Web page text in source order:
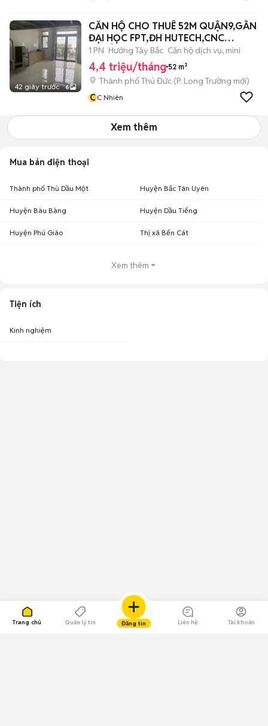
Trang chủ Quản lý tin Đăng tin Liên hệ Tài khoản
42 giây trước 6
CĂN HỘ CHO THUÊ 52M QUẬN9,GẦN
ĐẠI HỌC FPT,ĐH HUTECH,CNC
SS,LIÊN PHƯỜNG
1 PN Hướng Tây Bắc Căn hộ dịch vụ, mini
4,4 triệu/tháng 52 m²
Thành phố Thủ Đức (P. Long Trường mới)
CC Nhiên
Xem thêm
Mua bán điện thoại
Thành phố Thủ Dầu Một Huyện Bắc Tân Uyên
Huyện Bàu Bàng Huyện Dầu Tiếng
Huyện Phú Giáo Thị xã Bến Cát
Xem thêm
Tiện ích
Kinh nghiệm